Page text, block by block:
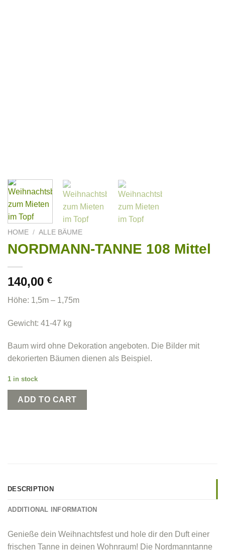
HOME / ALLE BÄUME
NORDMANN-TANNE 108 Mittel
140,00 €
Höhe: 1,5m – 1,75m
Gewicht: 41-47 kg
Baum wird ohne Dekoration angeboten. Die Bilder mit
dekorierten Bäumen dienen als Beispiel.
1 in stock
ADD TO CART
DESCRIPTION
ADDITIONAL INFORMATION
Genieße dein Weihnachtsfest und hole dir den Duft einer
frischen Tanne in deinen Wohnraum! Die Nordmanntanne